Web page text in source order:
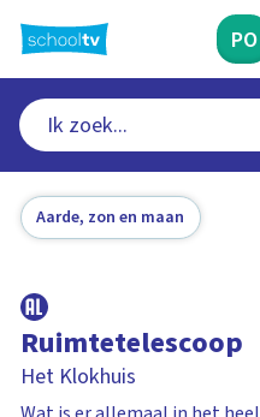
naar
hoofdinhoud
PO
Aarde, zon en maan
Ruimtetelescoop
Het Klokhuis